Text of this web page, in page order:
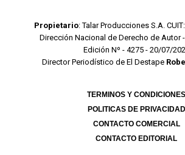
Propietario: Talar Producciones S.A.
Dirección Nacional de Derecho de Autor -
Edición Nº - 4275 - 20/07/
Director Periodístico de El Destape
TERMINOS Y CONDICIONES
POLITICAS DE PRIVACIDAD
CONTACTO COMERCIAL
CONTACTO EDITORIAL